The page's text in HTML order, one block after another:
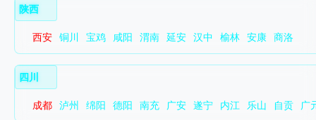
陕西
西安 铜川 宝鸡 咸阳 渭南 延安 汉中 榆林 安康 商洛
四川
成都 泸州 绵阳 德阳 南充 广安 遂宁 内江 乐山 自贡 广